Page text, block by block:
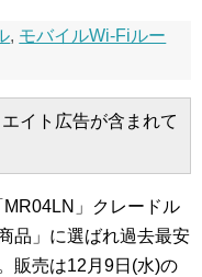
, モバイルWi-Fiルー
イト広告が含まれて
」クレードル
品」に選ばれ過去最安
販売は12月9日(水)の